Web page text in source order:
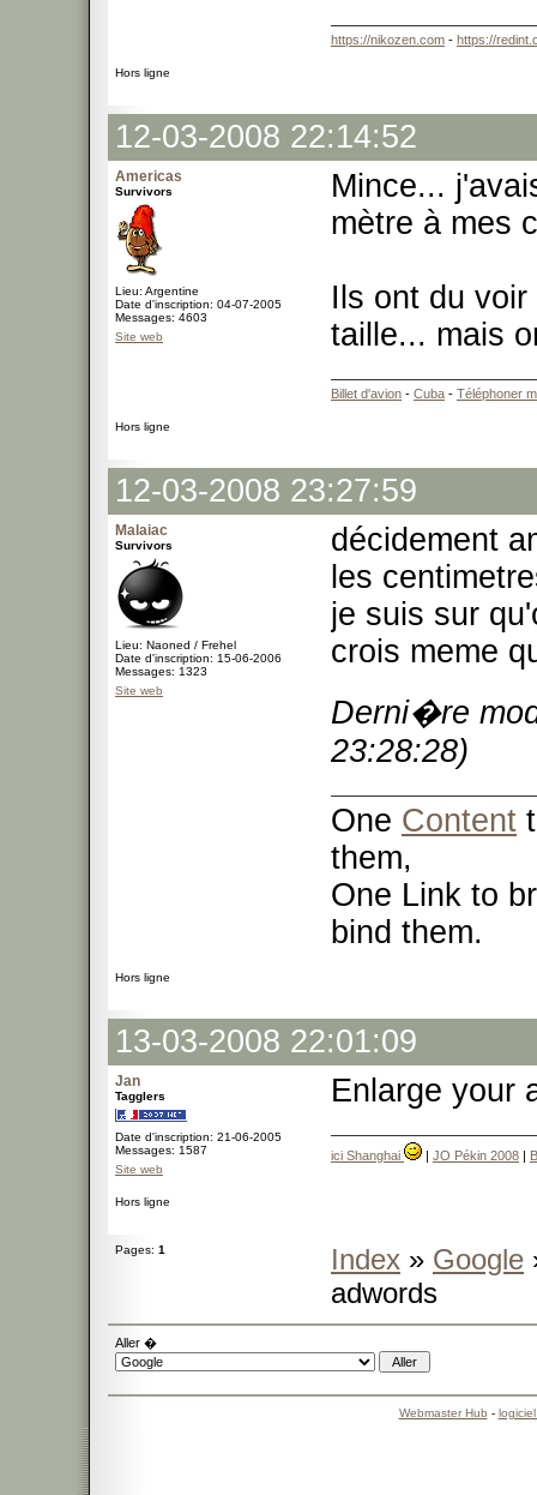
https://nikozen.com - https://
Hors ligne
12-03-2008 22:14:52
Americas
Survivors
Lieu: Argentine
Date d'inscription: 04-07-2005
Messages: 4603
Site web
Mince...
mètre à mes
Ils ont du
taille... mais
Billet d'avion - Cuba - Téléphoner
Hors ligne
12-03-2008 23:27:59
Malaiac
Survivors
Lieu: Naoned / Frehel
Date d'inscription: 15-06-2006
Messages: 1323
Site web
décidement
les
je suis sur
crois meme
Derni�re
23:28:28)
One Content
them,
One Link to
bind them.
Hors ligne
13-03-2008 22:01:09
Jan
Tagglers
Date d'inscription: 21-06-2005
Messages: 1587
Site web
Enlarge your
ici Shanghai | JO Pékin 2008 |
Hors ligne
Pages: 1 Index » Google
adwords
Aller �
Webmaster Hub -